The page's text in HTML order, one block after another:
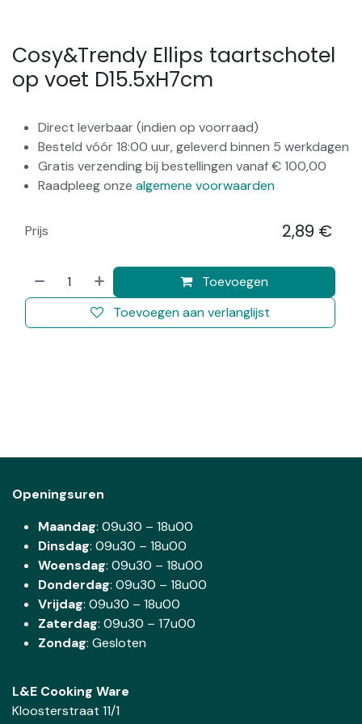
Cosy&Trendy Ellips taartschotel
op voet D15.5xH7cm
Direct leverbaar (indien op voorraad)
Besteld vóór 18:00 uur, geleverd binnen 5 werkdagen
Gratis verzending bij bestellingen vanaf € 100,00
Raadpleeg onze algemene voorwaarden
Toevoegen
Toevoegen aan verlanglijst
Prijs 2,89 €
Openingsuren
Maandag: 09u30 – 18u00
Dinsdag: 09u30 – 18u00
Woensdag: 09u30 – 18u00
Donderdag: 09u30 – 18u00
Vrijdag: 09u30 – 18u00
Zaterdag: 09u30 – 17u00
Zondag: Gesloten
L&E Cooking Ware
Kloosterstraat 11/1